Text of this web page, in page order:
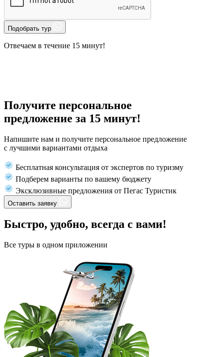
Подобрать тур
Отвечаем в течение 15 минут!
Получите персональное
предложение за 15 минут!
Напишите нам и получите персональное предложение
с лучшими вариантами отдыха
Бесплатная консультация от экспертов по туризму
Подберем варианты по вашему бюджету
Эксклюзивные предложения от Пегас Туристик
Оставить заявку
Быстро, удобно, всегда с вами!
Все туры в одном приложении